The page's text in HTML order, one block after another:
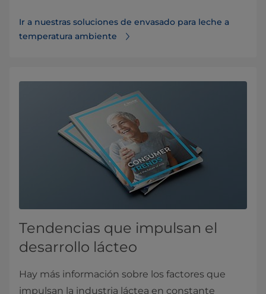
Ir a nuestras soluciones de envasado para leche a
temperatura ambiente
Tendencias que impulsan el
desarrollo lácteo
Hay más información sobre los factores que
impulsan la industria láctea en constante